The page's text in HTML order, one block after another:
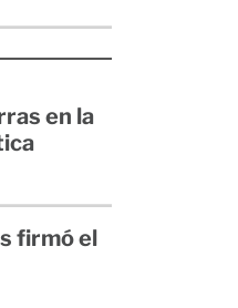
en la
firmó el